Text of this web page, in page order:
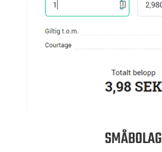
SMÅBOLAG